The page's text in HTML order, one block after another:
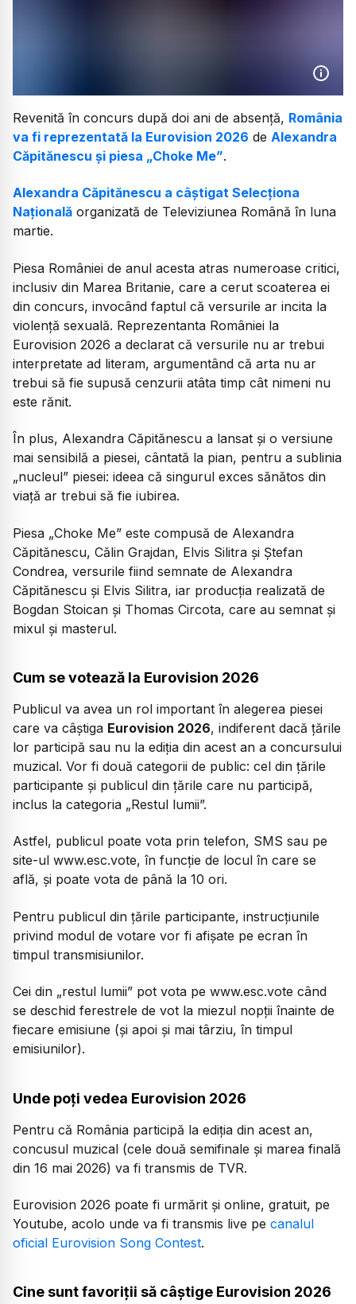
Revenită în concurs după doi ani de absență, România
va fi reprezentată la Eurovision 2026 de Alexandra
Căpitănescu și piesa „Choke Me”.
Alexandra Căpitănescu a câștigat Selecționa
Națională organizată de Televiziunea Română în luna
martie.
Piesa României de anul acesta atras numeroase critici,
inclusiv din Marea Britanie, care a cerut scoaterea ei
din concurs, invocând faptul că versurile ar incita la
violență sexuală. Reprezentanta României la
Eurovision 2026 a declarat că versurile nu ar trebui
interpretate ad literam, argumentând că arta nu ar
trebui să fie supusă cenzurii atâta timp cât nimeni nu
este rănit.
În plus, Alexandra Căpitănescu a lansat și o versiune
mai sensibilă a piesei, cântată la pian, pentru a sublinia
„nucleul” piesei: ideea că singurul exces sănătos din
viață ar trebui să fie iubirea.
Piesa „Choke Me” este compusă de Alexandra
Căpitănescu, Călin Grajdan, Elvis Silitra și Ștefan
Condrea, versurile fiind semnate de Alexandra
Căpitănescu și Elvis Silitra, iar producția realizată de
Bogdan Stoican și Thomas Circota, care au semnat și
mixul și masterul.
Cum se votează la Eurovision 2026
Publicul va avea un rol important în alegerea piesei
care va câștiga Eurovision 2026, indiferent dacă țările
lor participă sau nu la ediția din acest an a concursului
muzical. Vor fi două categorii de public: cel din țările
participante și publicul din țările care nu participă,
inclus la categoria „Restul lumii”.
Astfel, publicul poate vota prin telefon, SMS sau pe
site-ul www.esc.vote, în funcție de locul în care se
află, și poate vota de până la 10 ori.
Pentru publicul din țările participante, instrucțiunile
privind modul de votare vor fi afișate pe ecran în
timpul transmisiunilor.
Cei din „restul lumii” pot vota pe www.esc.vote când
se deschid ferestrele de vot la miezul nopții înainte de
fiecare emisiune (și apoi și mai târziu, în timpul
emisiunilor).
Unde poți vedea Eurovision 2026
Pentru că România participă la ediția din acest an,
concusul muzical (cele două semifinale și marea finală
din 16 mai 2026) va fi transmis de TVR.
Eurovision 2026 poate fi urmărit și online, gratuit, pe
Youtube, acolo unde va fi transmis live pe canalul
oficial Eurovision Song Contest.
Cine sunt favoriții să câștige Eurovision 2026